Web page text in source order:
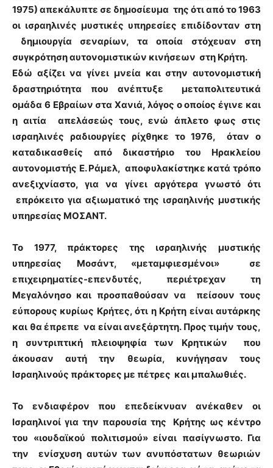
1975) απεκάλυπτε σε δημοσίευμα της ότι από το 1963
οι ισραηλινές μυστικές υπηρεσίες επιδίδονταν στη
δημιουργία σεναρίων, τα οποία στόχευαν στη
συγκρότηση αυτονομιστικών κινήσεων στη Κρήτη.
Εδώ αξίζει να γίνει μνεία και στην αυτονομιστική
δραστηριότητα που ανέπτυξε μεταπολιτευτικά
ομάδα 6 Εβραίων στα Χανιά, λόγος ο οποίος έγινε και
η αιτία απελάσεώς τους, ενώ άπλετο φως στις
ισραηλινές ραδιουργίες ρίχθηκε το 1976, όταν ο
καταδικασθείς από δικαστήριο του Ηρακλείου
αυτονομιστής Ε. Ράμελ, αποφυλακίστηκε κατά τρόπο
ανεξιχνίαστο, για να γίνει αργότερα γνωστό ότι
επρόκειτο για αξιωματικό της ισραηλινής μυστικής
υπηρεσίας ΜΟΣΑΝΤ.
Το 1977, πράκτορες της ισραηλινής μυστικής
υπηρεσίας Μοσάντ, «μεταμφιεσμένοι» σε
επιχειρηματίες-επενδυτές, περιέτρεχαν τη
Μεγαλόνησο και προσπαθούσαν να πείσουν τους
εύπορους κυρίως Κρήτες, ότι η Κρήτη είναι αυτάρκης
και θα έπρεπε να είναι ανεξάρτητη. Προς τιμήν τους,
η συντριπτική πλειοψηφία των Κρητικών που
άκουσαν αυτή την θεωρία, κυνήγησαν τους
Ισραηλινούς πράκτορες με πέτρες και μπαλωθιές.
Το ενδιαφέρον που επεδείκνυαν ανέκαθεν οι
Ισραηλινοί για την παρουσία της Κρήτης ως κέντρο
του «ιουδαϊκού πολιτισμού» είναι πασίγνωστο. Για
την ενίσχυση αυτών των ανυπόστατων θεωριών